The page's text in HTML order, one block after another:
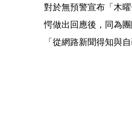
對於無預警宣布「木
愕做出回應後，同為
「從網路新聞得知與